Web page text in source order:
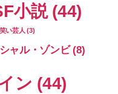
小説(44)
い芸人 (3)
ャル・ゾンビ(8)
ン (44)